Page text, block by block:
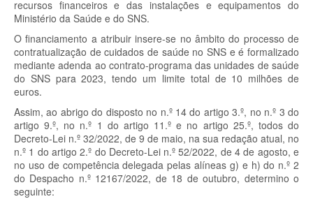
recursos financeiros e das instalações e equipamentos do
Ministério da Saúde e do SNS.
O financiamento a atribuir insere-se no âmbito do processo de
contratualização de cuidados de saúde no SNS e é formalizado
mediante adenda ao contrato-programa das unidades de saúde
do SNS para 2023, tendo um limite total de 10 milhões de
euros.
Assim, ao abrigo do disposto no n.º 14 do artigo 3.º, no n.º 3 do
artigo 9.º, no n.º 1 do artigo 11.º e no artigo 25.º, todos do
Decreto-Lei n.º 32/2022, de 9 de maio, na sua redação atual, no
n.º 1 do artigo 2.º do Decreto-Lei n.º 52/2022, de 4 de agosto, e
no uso de competência delegada pelas alíneas g) e h) do n.º 2
do Despacho n.º 12167/2022, de 18 de outubro, determino o
seguinte: